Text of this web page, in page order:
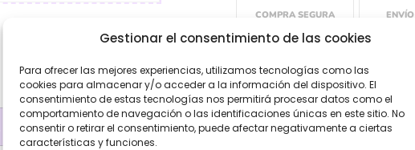
Gestionar el consentimiento de las cookies
Para ofrecer las mejores experiencias, utilizamos tecnologías como las
cookies para almacenar y/o acceder a la información del dispositivo. El
consentimiento de estas tecnologías nos permitirá procesar datos como el
comportamiento de navegación o las identificaciones únicas en este sitio. No
consentir o retirar el consentimiento, puede afectar negativamente a ciertas
características y funciones.
COMPRA SEGURA
Valoraciones (0)